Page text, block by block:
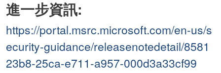
進一步資訊:
https://portal.msrc.microsoft.com/en-us/s
ecurity-guidance/releasenotedetail/8581
23b8-25ca-e711-a957-000d3a33cf99